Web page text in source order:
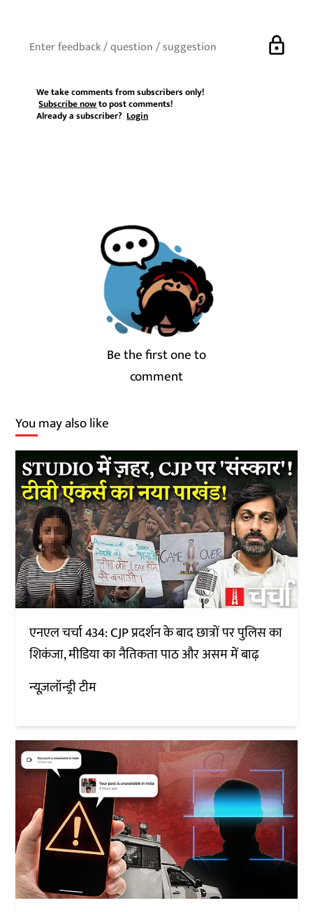
lock
We take comments from subscribers only!
Subscribe nowto post comments!
Already a subscriber?Login
Be the first one to
comment
You may also like
एनएल चर्चा 434: CJP प्रदर्शन के बाद छात्रों पर पुलिस का
शिकंजा, मीडिया का नैतिकता पाठ और असम में बाढ़
न्यूज़लॉन्ड्री टीम